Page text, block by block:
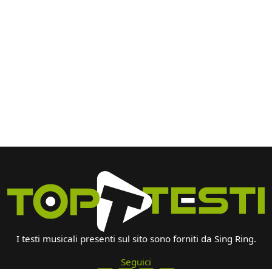
I testi musicali presenti sul sito sono forniti da Sing Ring.
Seguici